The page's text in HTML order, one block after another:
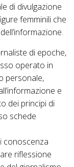
di divulgazione
femminili che
di epoche,
operato in
personale,
e
dei principi di
schede
conoscenza
riflessione